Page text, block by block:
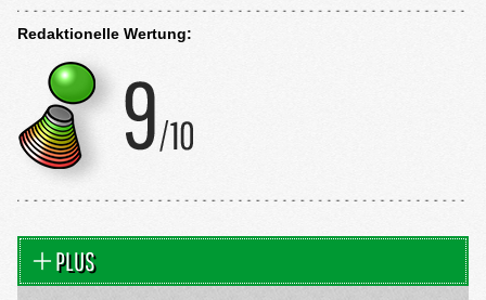
Redaktionelle Wertung:
PLUS